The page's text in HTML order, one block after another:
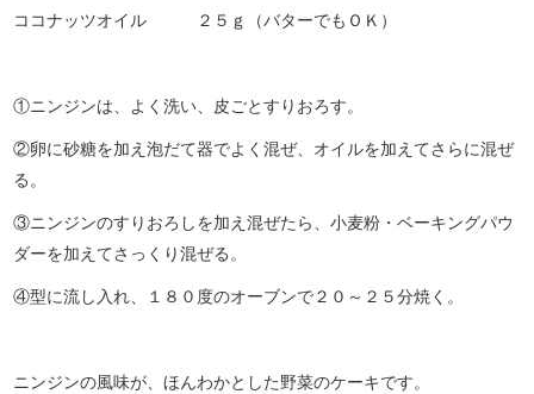
ココナッツオイル ２５ｇ（バターでもＯＫ）
①ニンジンは、よく洗い、皮ごとすりおろす。
②卵に砂糖を加え泡だて器でよく混ぜ、オイルを加えてさらに混ぜ
る。
③ニンジンのすりおろしを加え混ぜたら、小麦粉・ベーキングパウ
ダーを加えてさっくり混ぜる。
④型に流し入れ、１８０度のオーブンで２０～２５分焼く。
ニンジンの風味が、ほんわかとした野菜のケーキです。